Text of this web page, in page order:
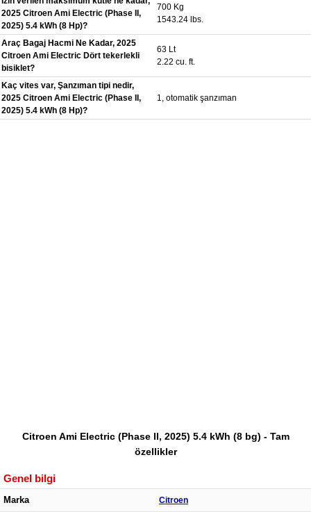
2025 Citroen Ami Electric (Phase II,
2025) 5.4 kWh (8 Hp)?
700 Kg
1543.24 lbs.
Araç Bagaj Hacmi Ne Kadar, 2025
Citroen Ami Electric Dört tekerlekli
bisiklet?
63 Lt
2.22 cu. ft.
Kaç vites var, Şanzıman tipi nedir,
2025 Citroen Ami Electric (Phase II,
2025) 5.4 kWh (8 Hp)?
1, otomatik şanzıman
Citroen Ami Electric (Phase II, 2025) 5.4 kWh (8 bg) - Tam
özellikler
Genel bilgi
Marka Citroen